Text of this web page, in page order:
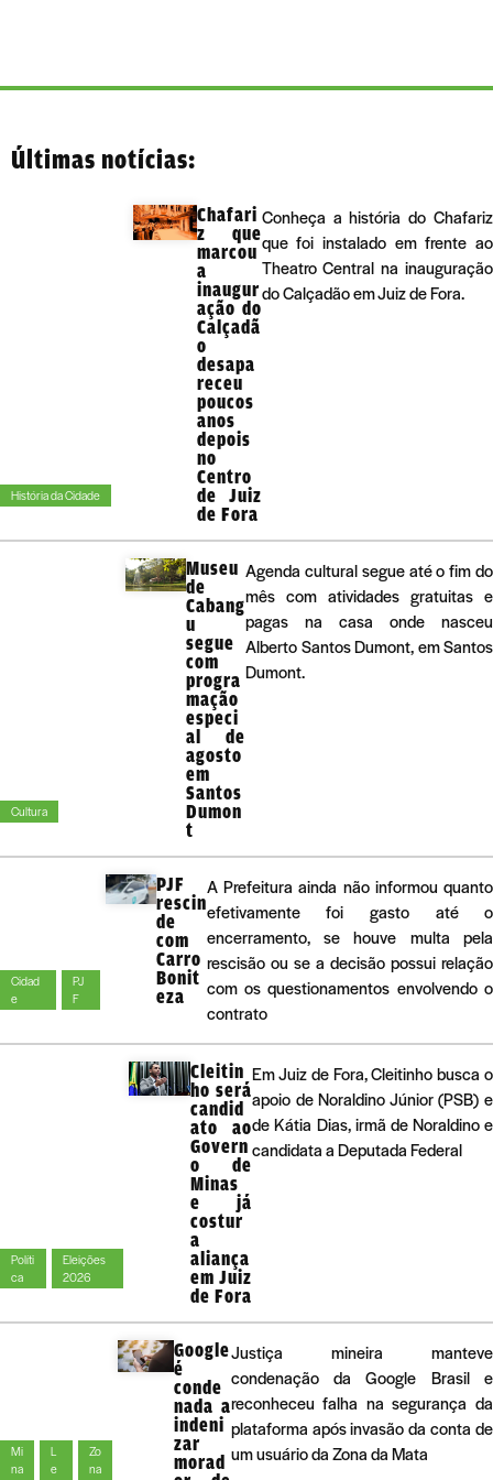
Últimas notícias:
História da Cidade
Chafari
z que
marcou
a
inaugur
ação do
Calçadã
o
desapa
receu
poucos
anos
depois
no
Centro
de Juiz
de Fora
Conheça a história do Chafariz
que foi instalado em frente ao
Theatro Central na inauguração
do Calçadão em Juiz de Fora.
Cultura
Museu
de
Cabang
u
segue
com
progra
mação
especi
al de
agosto
em
Santos
Dumon
t
Agenda cultural segue até o fim do
mês com atividades gratuitas e
pagas na casa onde nasceu
Alberto Santos Dumont, em Santos
Dumont.
Cidad
e
PJ
F
PJF
rescin
de
com
Carro
Bonit
eza
A Prefeitura ainda não informou quanto
efetivamente foi gasto até o
encerramento, se houve multa pela
rescisão ou se a decisão possui relação
com os questionamentos envolvendo o
contrato
Políti
ca
Eleições
2026
Cleitin
ho será
candid
ato ao
Govern
o de
Minas
e já
costur
a
aliança
em Juiz
de Fora
Em Juiz de Fora, Cleitinho busca o
apoio de Noraldino Júnior (PSB) e
de Kátia Dias, irmã de Noraldino e
candidata a Deputada Federal
Mi
na
L
e
Zo
na
Google
é
conde
nada a
indeni
zar
morad
Justiça mineira manteve
condenação da Google Brasil e
reconheceu falha na segurança da
plataforma após invasão da conta de
um usuário da Zona da Mata